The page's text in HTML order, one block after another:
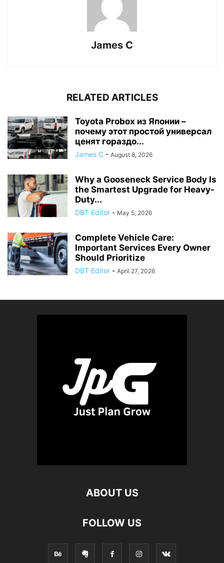
James C
RELATED ARTICLES
Toyota Probox из Японии –
почему этот простой универсал
ценят гораздо...
James C - August 8, 2026
Why a Gooseneck Service Body Is
the Smartest Upgrade for Heavy-
Duty...
DBT Editor - May 5, 2026
Complete Vehicle Care:
Important Services Every Owner
Should Prioritize
DBT Editor - April 27, 2026
ABOUT US
FOLLOW US